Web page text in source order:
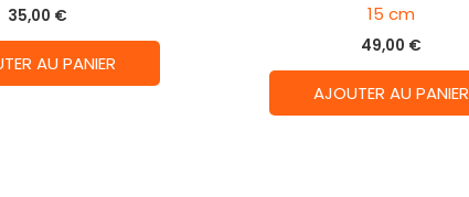
35,00 €
AU PANIER
15 cm
49,00 €
AJOUTER AU PANIER